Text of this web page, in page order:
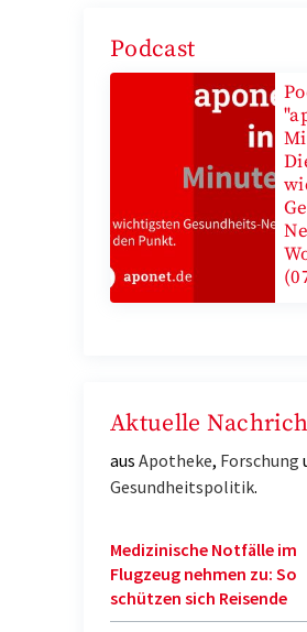
Podcast
Aktuelle
aus Apotheke, Forschung
Gesundheitspolitik.
Medizinische Notfälle im
Flugzeug nehmen zu: So
schützen sich Reisende